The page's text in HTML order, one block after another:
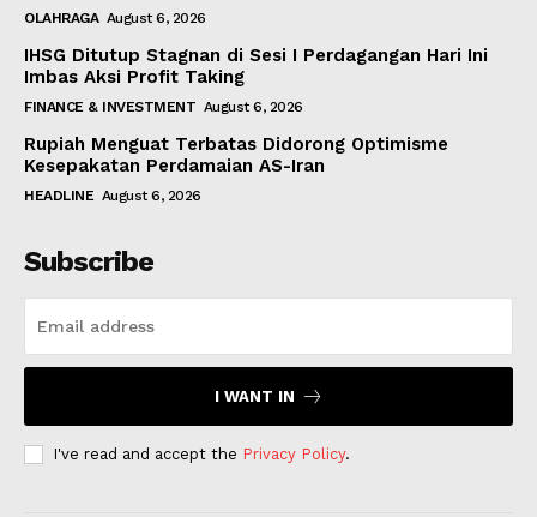
OLAHRAGA August 6, 2026
IHSG Ditutup Stagnan di Sesi I Perdagangan Hari Ini
Imbas Aksi Profit Taking
FINANCE & INVESTMENT August 6, 2026
Rupiah Menguat Terbatas Didorong Optimisme
Kesepakatan Perdamaian AS-Iran
HEADLINE August 6, 2026
Subscribe
I WANT IN
I've read and accept the Privacy Policy.